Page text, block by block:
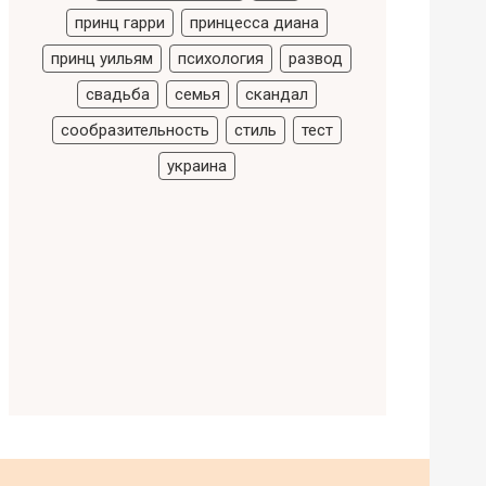
принц гарри
принцесса диана
принц уильям
психология
развод
свадьба
семья
скандал
сообразительность
стиль
тест
украина